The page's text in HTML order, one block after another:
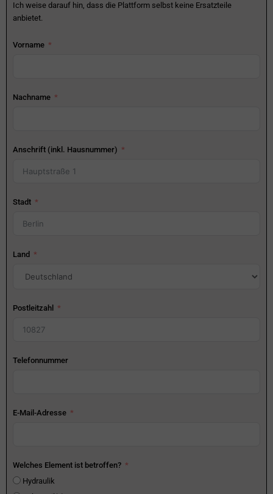
Ich weise darauf hin, dass die Plattform selbst keine Ersatzteile
anbietet.
Vorname
Nachname
Anschrift (inkl. Hausnummer)
Stadt
Land
Postleitzahl
Telefonnummer
E-Mail-Adresse
Welches Element ist betroffen?
Hydraulik